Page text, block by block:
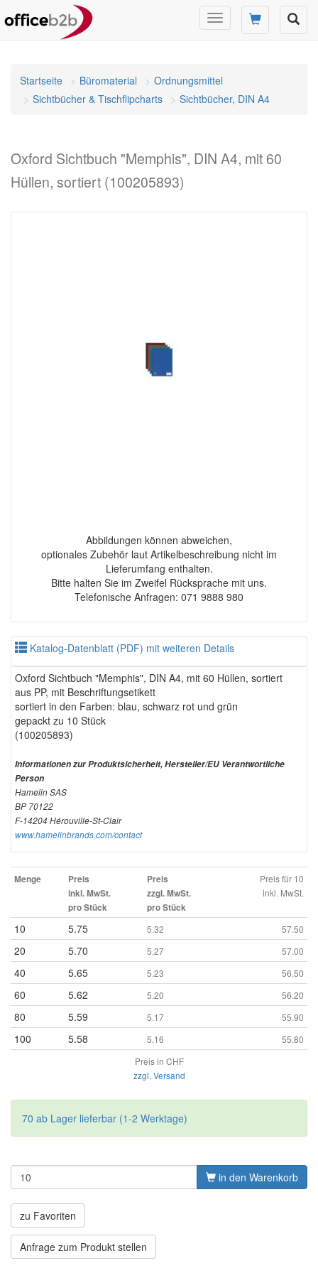
Navigation
umschalten
Startseite Büromaterial
Ordnungsmittel
Sichtbücher & Tischflipcharts
Sichtbücher, DIN A4
Oxford Sichtbuch "Memphis", DIN A4, mit 60
Hüllen, sortiert (100205893)
Abbildungen können abweichen,
optionales Zubehör laut Artikelbeschreibung nicht im
Lieferumfang enthalten.
Bitte halten Sie im Zweifel Rücksprache mit uns.
Telefonische Anfragen: 071 9888 980
Katalog-Datenblatt (PDF) mit weiteren Details
Oxford Sichtbuch "Memphis", DIN A4, mit 60 Hüllen, sortiert
aus PP, mit Beschriftungsetikett
sortiert in den Farben: blau, schwarz rot und grün
gepackt zu 10 Stück
(100205893)
Informationen zur Produktsicherheit, Hersteller/EU Verantwortliche
Person
Hamelin SAS
BP 70122
F-14204 Hérouville-St-Clair
www.hamelinbrands.com/contact
Menge
Preis
inkl. MwSt.
pro Stück
Preis
zzgl. MwSt.
pro Stück
Preis für 10
inkl. MwSt.
10 5.75 5.32 57.50
20 5.70 5.27 57.00
40 5.65 5.23 56.50
60 5.62 5.20 56.20
80 5.59 5.17 55.90
100 5.58 5.16
55.80
Preis in CHF
zzgl. Versand
70 ab Lager lieferbar (1-2 Werktage)
in den Warenkorb
zu Favoriten
Anfrage zum Produkt stellen